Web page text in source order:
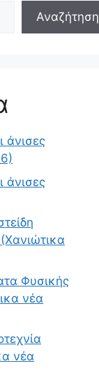
Αναζήτηση
άνισες
άνισες
Φυσικής
νέα
νέα